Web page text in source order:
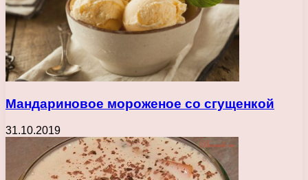
Мандариновое мороженое со сгущенкой
31.10.2019